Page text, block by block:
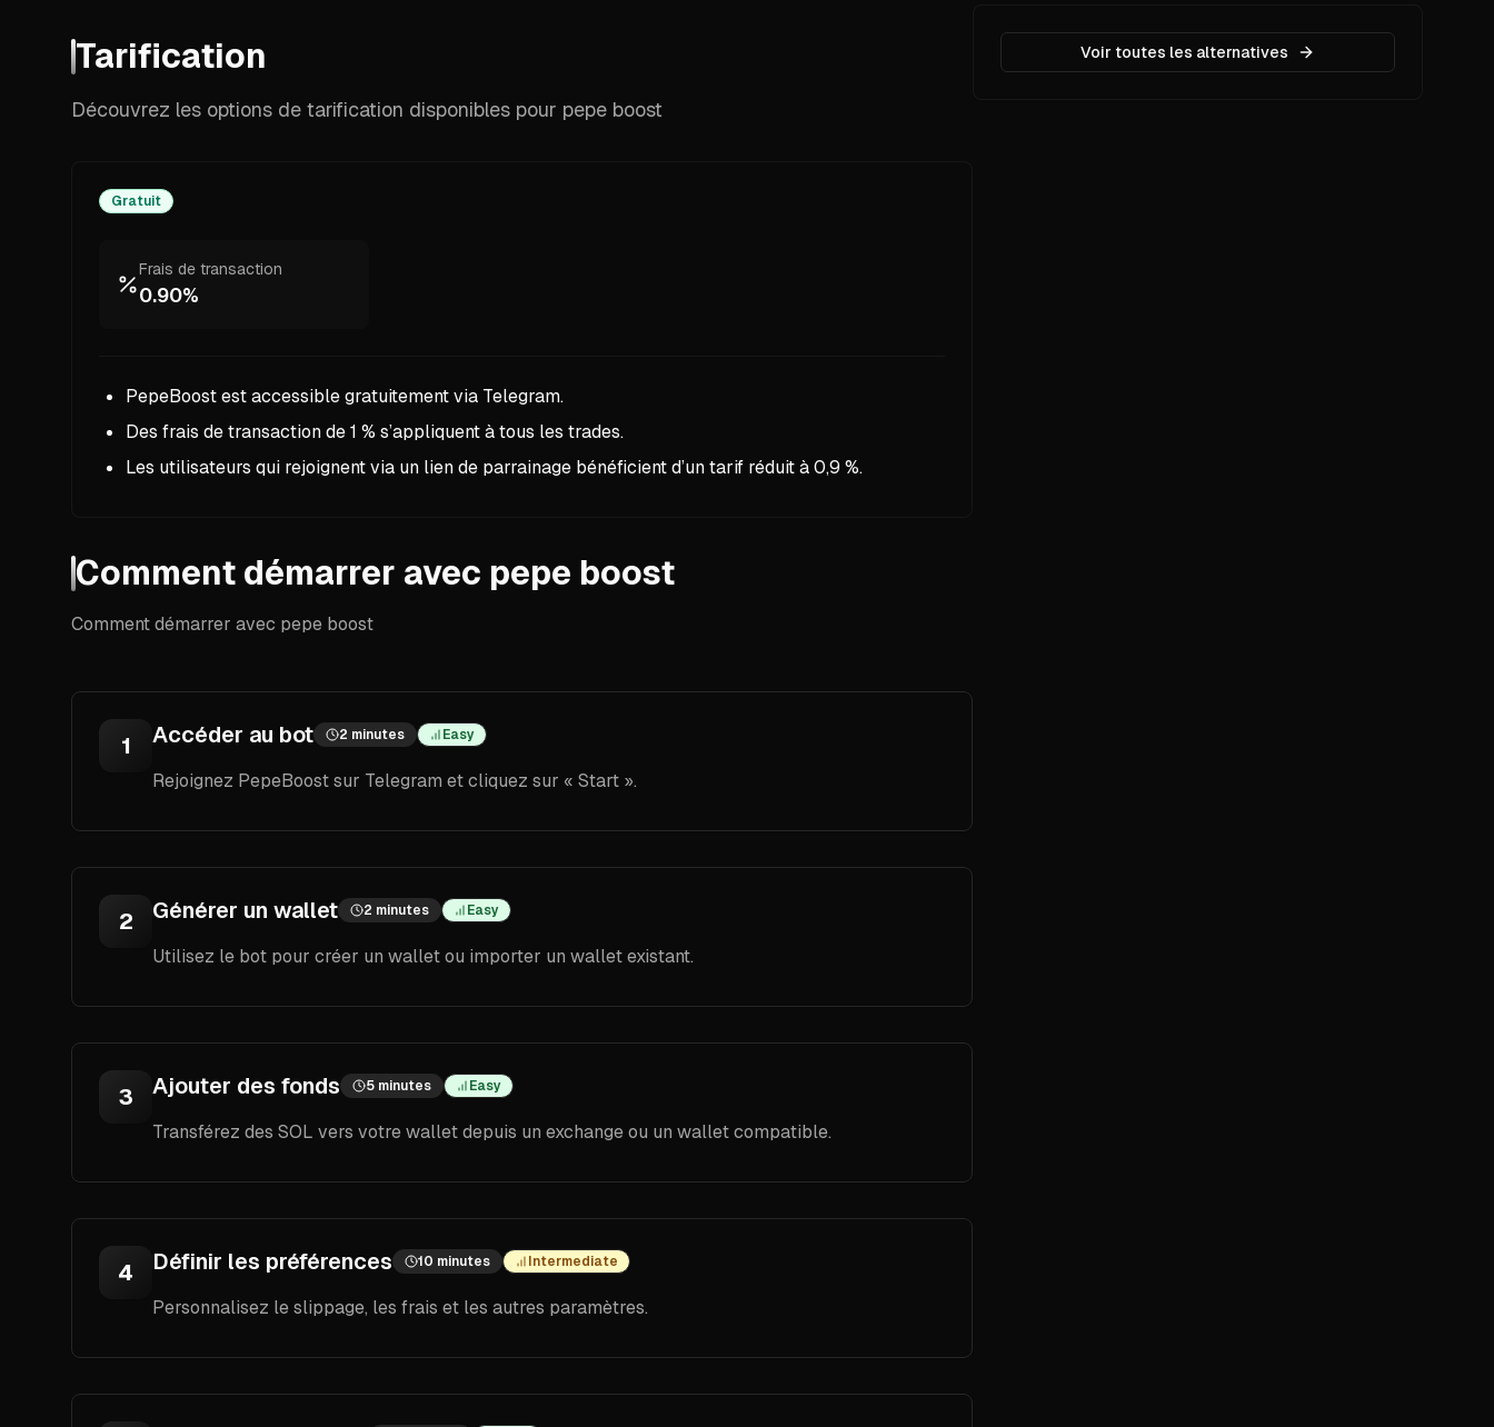
Tarification
Découvrez les options de tarification disponibles pour pepe boost
Gratuit
Frais de transaction
0.90%
PepeBoost est accessible gratuitement via Telegram.
Des frais de transaction de 1 % s’appliquent à tous les trades.
Les utilisateurs qui rejoignent via un lien de parrainage bénéficient d’un tarif réduit à 0,9 %.
Comment démarrer avec pepe boost
Comment démarrer avec pepe boost
1 Accéder au bot 2 minutes Easy
Rejoignez PepeBoost sur Telegram et cliquez sur « Start ».
2 Générer un wallet 2 minutes Easy
Utilisez le bot pour créer un wallet ou importer un wallet existant.
3 Ajouter des fonds 5 minutes Easy
Transférez des SOL vers votre wallet depuis un exchange ou un wallet compatible.
4 Définir les préférences 10 minutes Intermediate
Personnalisez le slippage, les frais et les autres paramètres.
Voir toutes les alternatives